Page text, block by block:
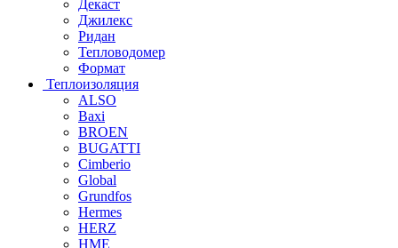
Декаст
Джилекс
Ридан
Тепловодомер
Формат
Теплоизоляция
ALSO
Baxi
BROEN
BUGATTI
Cimberio
Global
Grundfos
Hermes
HERZ
HME